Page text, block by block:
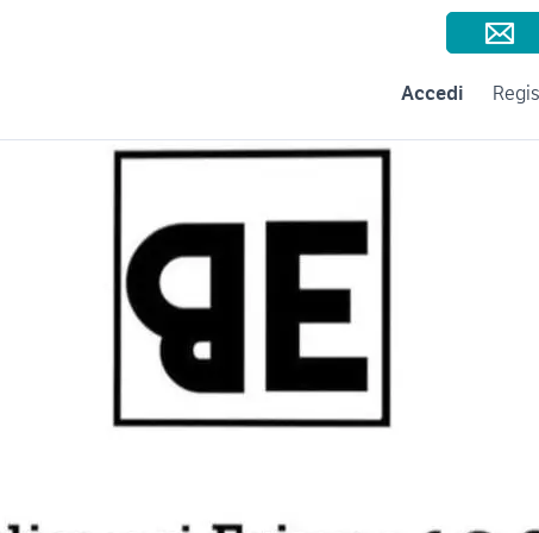
Subito per le Aziende
Accedi